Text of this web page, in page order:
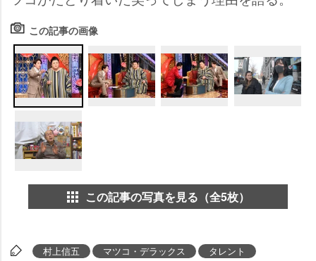
この記事の画像
この記事の写真を見る（全5枚）
村上信五 マツコ・デラックス
タレント